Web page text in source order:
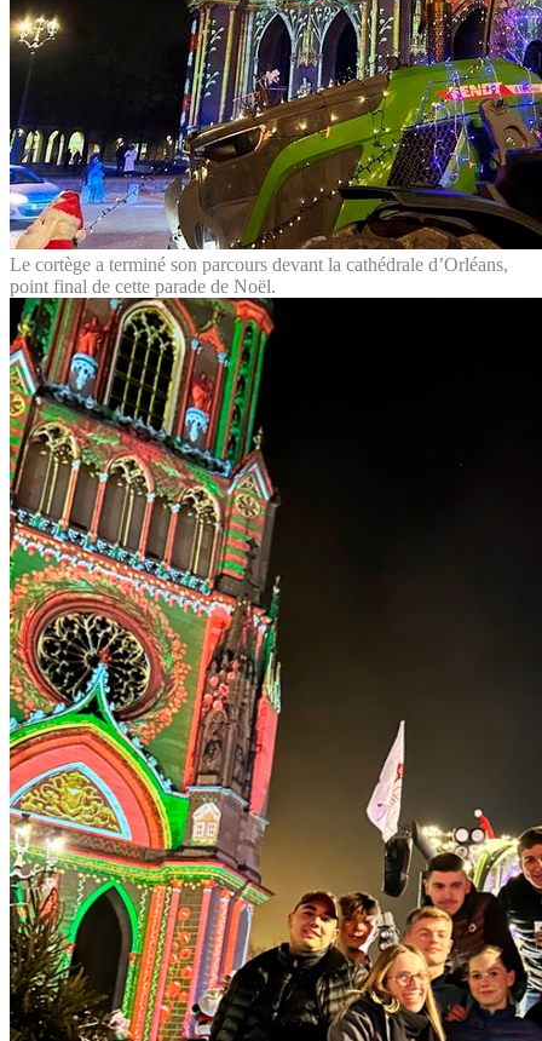
Le cortège a terminé son parcours devant la cathédrale d’Orléans,
point final de cette parade de Noël.